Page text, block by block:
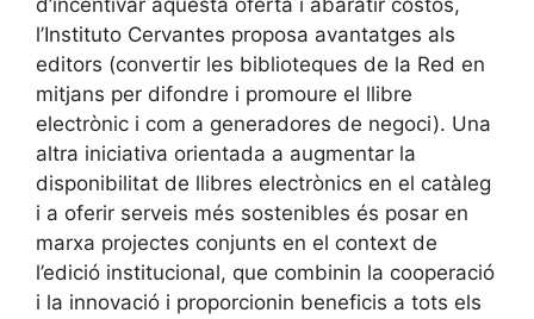
d’incentivar aquesta oferta i abaratir costos,
l’Instituto Cervantes proposa avantatges als
editors (convertir les biblioteques de la Red en
mitjans per difondre i promoure el llibre
electrònic i com a generadores de negoci). Una
altra iniciativa orientada a augmentar la
disponibilitat de llibres electrònics en el catàleg
i a oferir serveis més sostenibles és posar en
marxa projectes conjunts en el context de
l’edició institucional, que combinin la cooperació
i la innovació i proporcionin beneficis a tots els